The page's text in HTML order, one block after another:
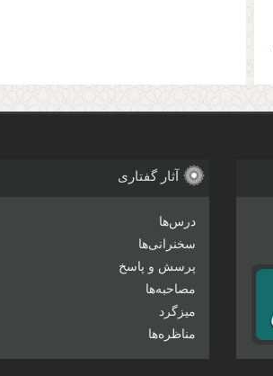
آثار گفتاری
درس‌ها
سخنرانی‌ها
پرسش و پاسخ
مصاحبه‌ها
میزگرد
مناظره‌ها